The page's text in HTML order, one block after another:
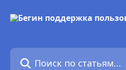
Поиск по статьям...